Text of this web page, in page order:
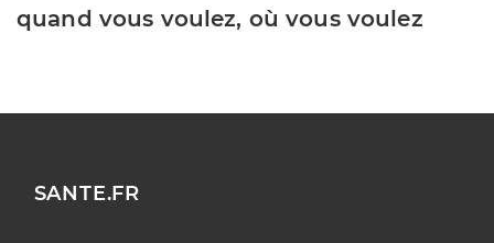
quand vous voulez, où vous voulez
SANTE.FR